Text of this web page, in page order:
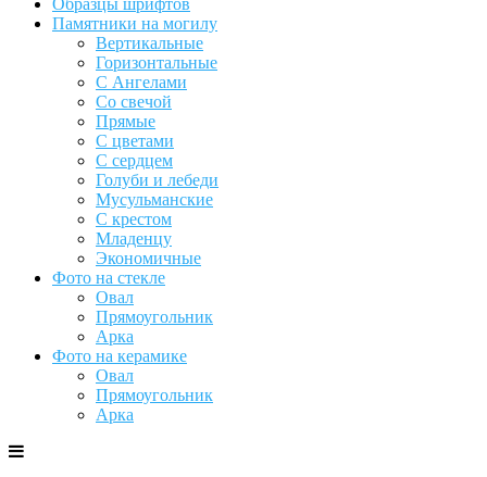
Памятники на могилу
Вертикальные
Горизонтальные
С Ангелами
Со свечой
Прямые
С цветами
С сердцем
Голуби и лебеди
Мусульманские
С крестом
Младенцу
Экономичные
Фото на стекле
Овал
Прямоугольник
Арка
Фото на керамике
Овал
Прямоугольник
Арка